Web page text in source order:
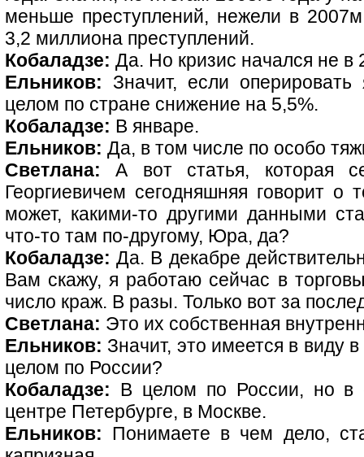
меньше преступлений, нежели в
3,2 миллиона преступлений.
Кобаладзе: Да. Но кризис начался не
Ельников: Значит, если оперировать
целом по стране снижение на 5,5%.
Кобаладзе: В январе.
Ельников: Да, в том числе по особо
Светлана: А вот статья, которая
Георгиевичем сегодняшняя говорит о
может, какими-то другими данными
что-то там по-другому, Юра, да?
Кобаладзе: Да. В декабре
Вам скажу, я работаю сейчас в
число краж. В разы. Только вот за
Светлана: Это их собственная
Ельников: Значит, это имеется в виду
целом по России?
Кобаладзе: В целом по России, но в
центре Петербурге, в Москве.
Ельников: Понимаете в чем дело,